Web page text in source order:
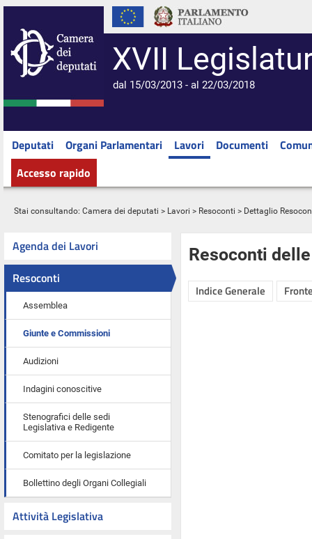
XVII
dal 15/03/2013 - al 22/03/2018
Deputati Organi Parlamentari Lavori Documenti
Accesso rapido
Stai consultando: Camera dei deputati > Lavori > Resoconti > Dettaglio
Agenda dei Lavori
Resoconti
Assemblea
Giunte e Commissioni
Audizioni
Indagini conoscitive
Stenografici delle sedi
Legislativa e Redigente
Comitato per la legislazione
Bollettino degli Organi Collegiali
Attività Legislativa
Resoconti
Indice Generale